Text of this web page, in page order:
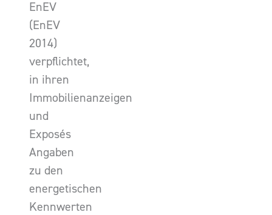
EnEV
(EnEV
2014)
verpflichtet,
in ihren
Immobilienanzeigen
und
Exposés
Angaben
zu den
energetischen
Kennwerten